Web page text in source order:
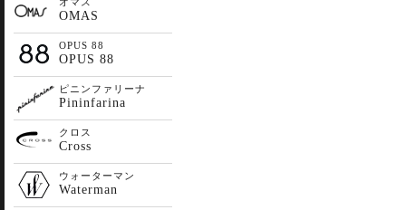
OMAS
OPUS 88
OPUS 88
ピニンファリーナ
Pininfarina
クロス
Cross
ウォーターマン
Waterman